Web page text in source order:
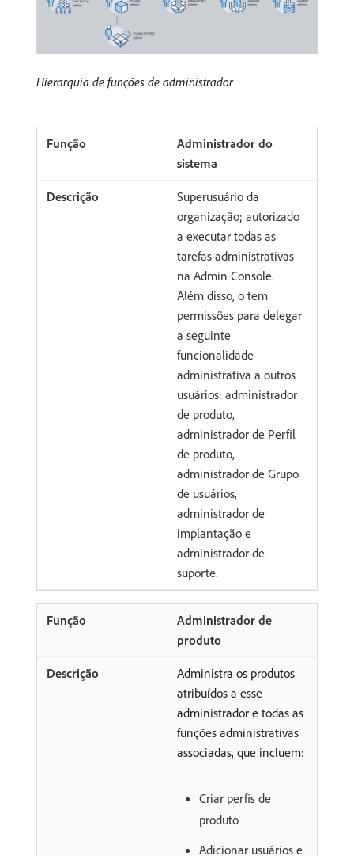
Hierarquia de funções de administrador
Administrador do
sistema
Superusuário da
organização; autorizado
a executar todas as
tarefas administrativas
na Admin Console.
Além disso, o tem
permissões para delegar
a seguinte
funcionalidade
administrativa a outros
usuários: administrador
de produto,
administrador de Perfil
de produto,
administrador de Grupo
de usuários,
administrador de
implantação e
administrador de
suporte.
Administrador de
produto
Administra os produtos
atribuídos a esse
administrador e todas as
funções administrativas
associadas, que incluem:
Criar perfis de
produto
Adicionar usuários e